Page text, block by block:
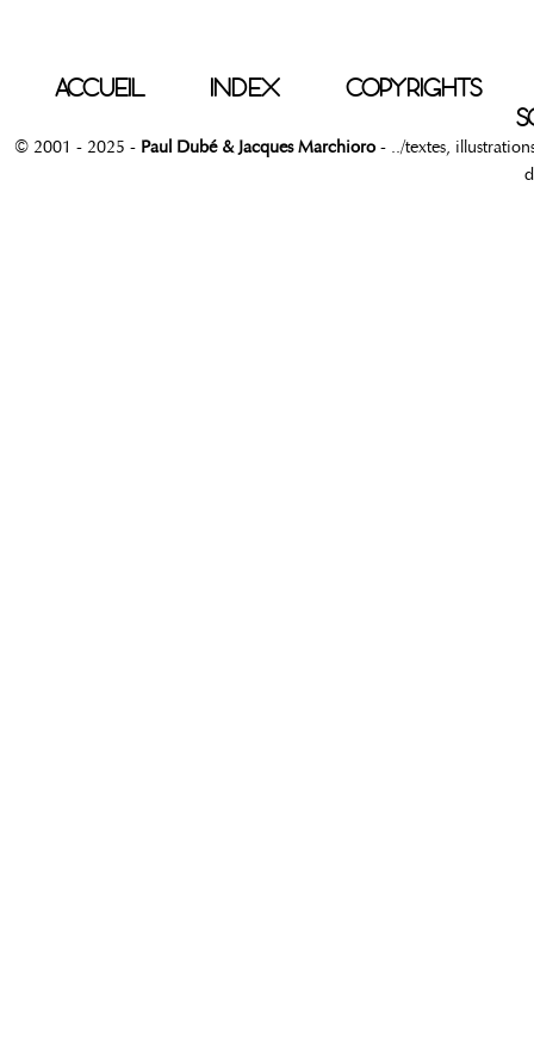
ACCUEIL INDEX
COPYRIGHTS
© 2001 - 2025 - Paul Dubé & Jacques Marchioro - ../textes,